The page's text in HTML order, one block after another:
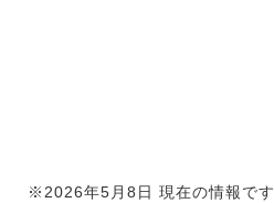
※2026年5月8日 現在の情報です